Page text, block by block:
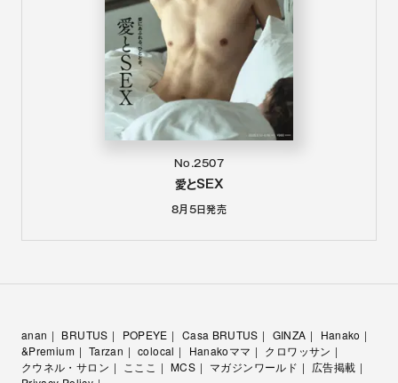
No.2507
愛とSEX
8月5日発売
anan BRUTUS POPEYE Casa BRUTUS GINZA
Hanako
&Premium
Tarzan colocal Hanakoママ
クロワッサン
クウネル・サロン
こここ MCS マガジンワールド
広告掲載